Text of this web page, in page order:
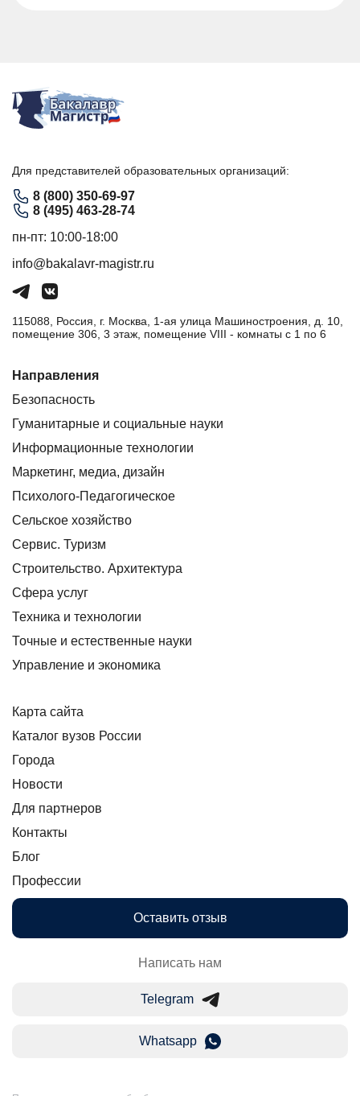
Для представителей образовательных организаций:
8 (800) 350-69-97
8 (495) 463-28-74
пн-пт: 10:00-18:00
info@bakalavr-magistr.ru
115088, Россия, г. Москва, 1-ая улица Машиностроения, д. 10,
помещение 306, 3 этаж, помещение VIII - комнаты с 1 по 6
Направления
Безопасность
Гуманитарные и социальные науки
Информационные технологии
Маркетинг, медиа, дизайн
Психолого-Педагогическое
Сельское хозяйство
Сервис. Туризм
Строительство. Архитектура
Сфера услуг
Техника и технологии
Точные и естественные науки
Управление и экономика
Карта сайта
Каталог вузов России
Города
Новости
Для партнеров
Контакты
Блог
Профессии
Оставить отзыв
Написать нам
Telegram
Whatsapp